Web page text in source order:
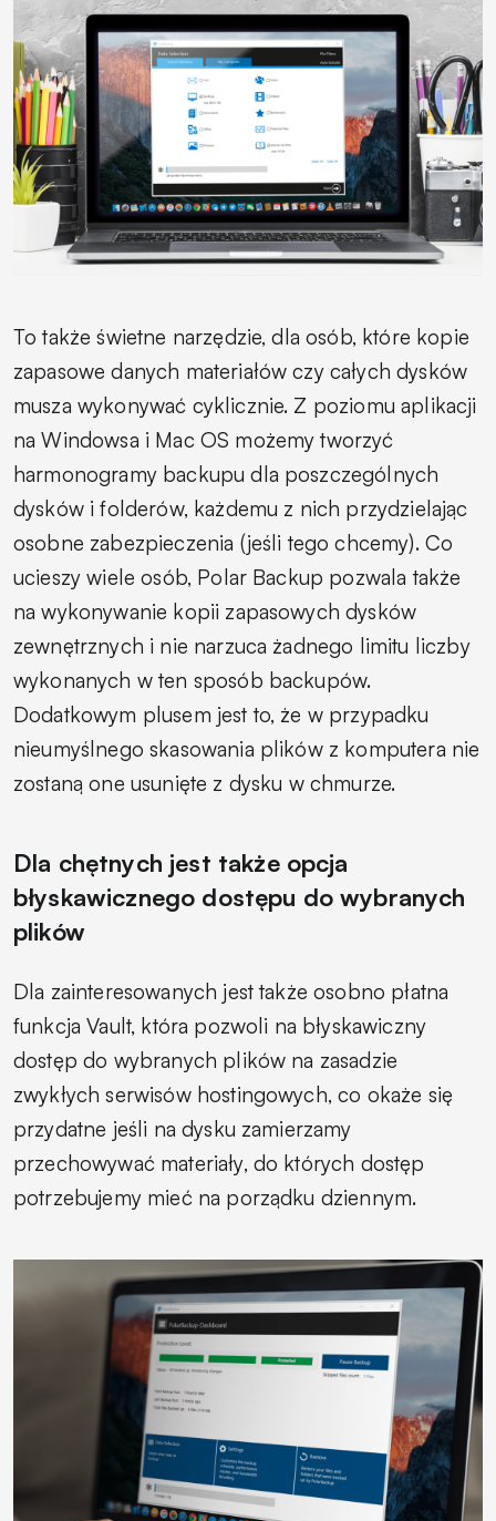
To także świetne narzędzie, dla osób, które kopie
zapasowe danych materiałów czy całych dysków
musza wykonywać cyklicznie. Z poziomu aplikacji
na Windowsa i Mac OS możemy tworzyć
harmonogramy backupu dla poszczególnych
dysków i folderów, każdemu z nich przydzielając
osobne zabezpieczenia (jeśli tego chcemy). Co
ucieszy wiele osób, Polar Backup pozwala także
na wykonywanie kopii zapasowych dysków
zewnętrznych i nie narzuca żadnego limitu liczby
wykonanych w ten sposób backupów.
Dodatkowym plusem jest to, że w przypadku
nieumyślnego skasowania plików z komputera nie
zostaną one usunięte z dysku w chmurze.
Dla chętnych jest także opcja
błyskawicznego dostępu do wybranych
plików
Dla zainteresowanych jest także osobno płatna
funkcja Vault, która pozwoli na błyskawiczny
dostęp do wybranych plików na zasadzie
zwykłych serwisów hostingowych, co okaże się
przydatne jeśli na dysku zamierzamy
przechowywać materiały, do których dostęp
potrzebujemy mieć na porządku dziennym.